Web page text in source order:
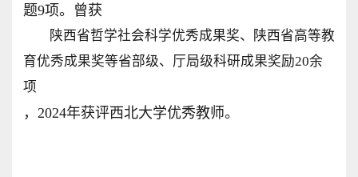
题9项。曾获
陕西省哲学社会科学优秀成果奖、陕西省高等教
育优秀成果奖等省部级、厅局级科研成果奖励20余
项
，2024年获评西北大学优秀教师。